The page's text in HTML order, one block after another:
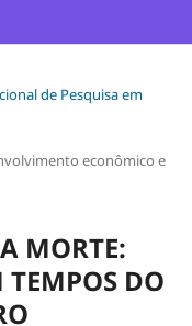
de Pesquisa em
econômico e
MORTE:
DO